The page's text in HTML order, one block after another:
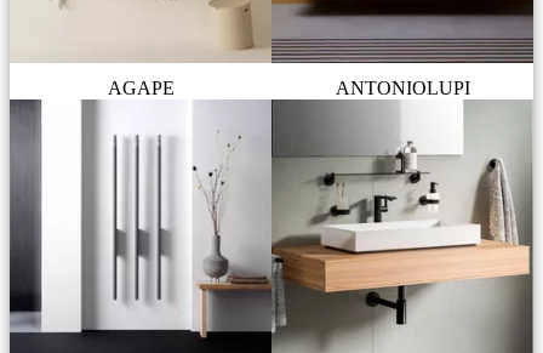
AGAPE ANTONIOLUPI